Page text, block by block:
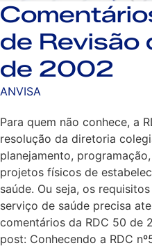
de Revisão
de 2002
ANVISA
Para quem não conhece, a
resolução da diretoria
planejamento,
projetos físicos de
saúde. Ou seja, os
serviço de saúde precisa
comentários da RDC 50 de
post: Conhecendo a RDC